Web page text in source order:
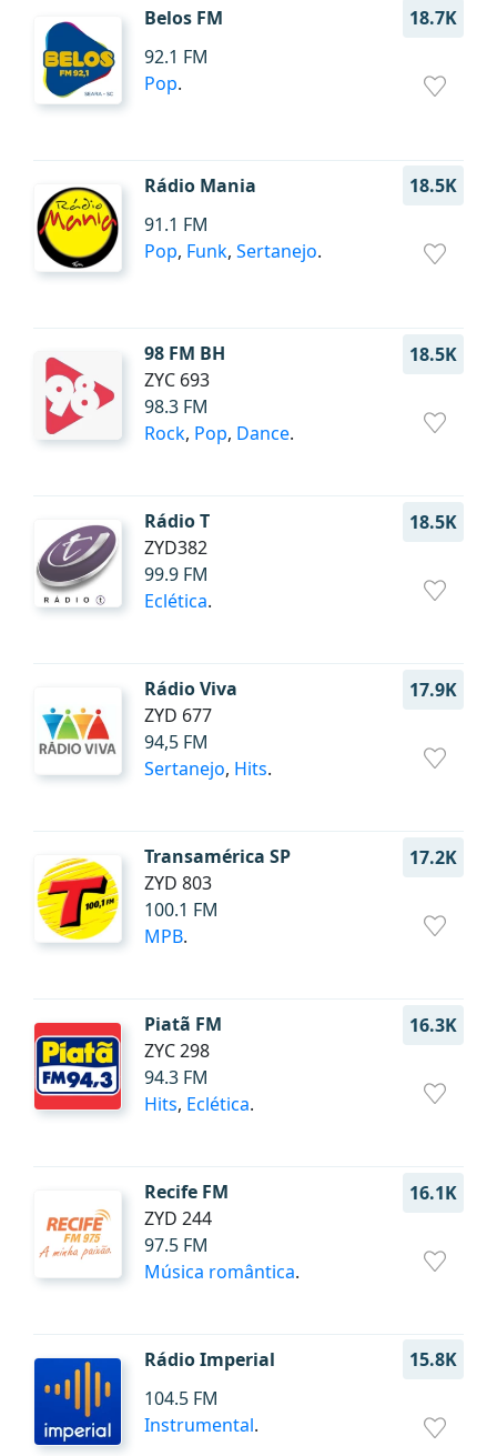
Belos FM
18.7K
92.1 FM
Pop.
Rádio Mania
18.5K
91.1 FM
Pop, Funk, Sertanejo.
98 FM BH
18.5K
ZYC 693
98.3 FM
Rock, Pop, Dance.
Rádio T
18.5K
ZYD382
99.9 FM
Eclética.
Rádio Viva
17.9K
ZYD 677
94,5 FM
Sertanejo, Hits.
Transamérica SP
17.2K
ZYD 803
100.1 FM
MPB.
Piatã FM
16.3K
ZYC 298
94.3 FM
Hits, Eclética.
Recife FM
16.1K
ZYD 244
97.5 FM
Música romântica.
Rádio Imperial
15.8K
104.5 FM
Instrumental.